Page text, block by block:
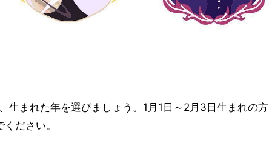
生まれた年を選びましょう。1月1日～2月3日生まれの方
ださい。